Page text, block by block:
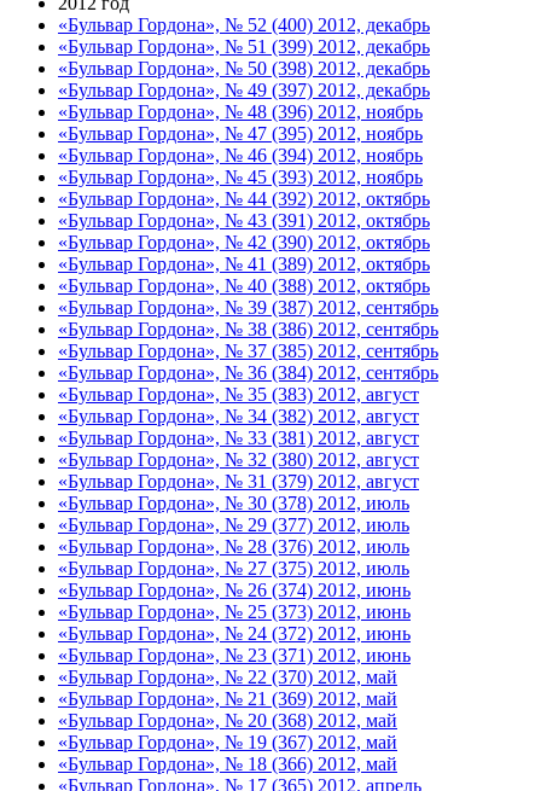
«Бульвар Гордона», № 52 (400) 2012, декабрь
«Бульвар Гордона», № 51 (399) 2012, декабрь
«Бульвар Гордона», № 50 (398) 2012, декабрь
«Бульвар Гордона», № 49 (397) 2012, декабрь
«Бульвар Гордона», № 48 (396) 2012, ноябрь
«Бульвар Гордона», № 47 (395) 2012, ноябрь
«Бульвар Гордона», № 46 (394) 2012, ноябрь
«Бульвар Гордона», № 45 (393) 2012, ноябрь
«Бульвар Гордона», № 44 (392) 2012, октябрь
«Бульвар Гордона», № 43 (391) 2012, октябрь
«Бульвар Гордона», № 42 (390) 2012, октябрь
«Бульвар Гордона», № 41 (389) 2012, октябрь
«Бульвар Гордона», № 40 (388) 2012, октябрь
«Бульвар Гордона», № 39 (387) 2012, сентябрь
«Бульвар Гордона», № 38 (386) 2012, сентябрь
«Бульвар Гордона», № 37 (385) 2012, сентябрь
«Бульвар Гордона», № 36 (384) 2012, сентябрь
«Бульвар Гордона», № 35 (383) 2012, август
«Бульвар Гордона», № 34 (382) 2012, август
«Бульвар Гордона», № 33 (381) 2012, август
«Бульвар Гордона», № 32 (380) 2012, август
«Бульвар Гордона», № 31 (379) 2012, август
«Бульвар Гордона», № 30 (378) 2012, июль
«Бульвар Гордона», № 29 (377) 2012, июль
«Бульвар Гордона», № 28 (376) 2012, июль
«Бульвар Гордона», № 27 (375) 2012, июль
«Бульвар Гордона», № 26 (374) 2012, июнь
«Бульвар Гордона», № 25 (373) 2012, июнь
«Бульвар Гордона», № 24 (372) 2012, июнь
«Бульвар Гордона», № 23 (371) 2012, июнь
«Бульвар Гордона», № 22 (370) 2012, май
«Бульвар Гордона», № 21 (369) 2012, май
«Бульвар Гордона», № 20 (368) 2012, май
«Бульвар Гордона», № 19 (367) 2012, май
«Бульвар Гордона», № 18 (366) 2012, май
«Бульвар Гордона», № 17 (365) 2012, апрель